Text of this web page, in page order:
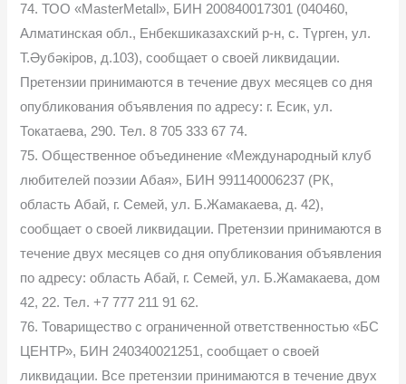
74. ТОО «MasterMetall», БИН 200840017301 (040460,
Алматинская обл., Енбекшиказахский р-н, с. Түрген, ул.
Т.Әубәкіров, д.103), сообщает о своей ликвидации.
Претензии принимаются в течение двух месяцев со дня
опубликования объявления по адресу: г. Есик, ул.
Токатаева, 290. Тел. 8 705 333 67 74.
75. Общественное объединение «Международный клуб
любителей поэзии Абая», БИН 991140006237 (РК,
область Абай, г. Семей, ул. Б.Жамакаева, д. 42),
сообщает о своей ликвидации. Претензии принимаются в
течение двух месяцев со дня опубликования объявления
по адресу: область Абай, г. Семей, ул. Б.Жамакаева, дом
42, 22. Тел. +7 777 211 91 62.
76. Товарищество с ограниченной ответственностью «БС
ЦЕНТР», БИН 240340021251, сообщает о своей
ликвидации. Все претензии принимаются в течение двух